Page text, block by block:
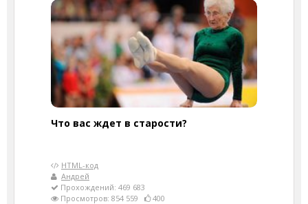
Что вас ждет в старости?
HTML-код
Андрей
Прохождений: 469 683
Просмотров: 854 559
400